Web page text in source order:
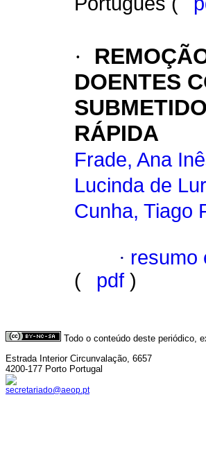
·
DOENTES
RÁPIDA
Frade, Ana
Lucinda de
Cunha, Tiago
· resumo
(
pdf )
Todo o conteúdo deste periódico,
Estrada Interior Circunvalação, 6657
4200-177 Porto Portugal
secretariado@aeop.pt